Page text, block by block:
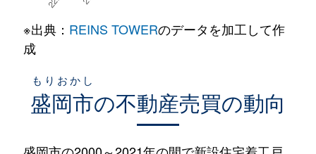
※出典： REINS TOWERのデータを加工して作
成
盛岡市
もりおかし
の不動産売買の動向